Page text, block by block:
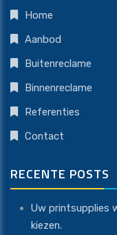
Home
Aanbod
Buitenreclame
Binnenreclame
Referenties
Contact
RECENTE POSTS
Uw printsupplies
kiezen.